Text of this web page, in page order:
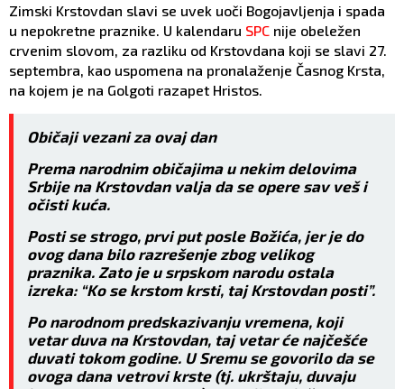
Zimski Krstovdan slavi se uvek uoči Bogojavljenja i spada
u nepokretne praznike. U kalendaru SPC nije obeležen
crvenim slovom, za razliku od Krstovdana koji se slavi 27.
septembra, kao uspomena na pronalaženje Časnog Krsta,
na kojem je na Golgoti razapet Hristos.
Običaji vezani za ovaj dan
Prema narodnim običajima u nekim delovima
Srbije na Krstovdan valja da se opere sav veš i
očisti kuća.
Posti se strogo, prvi put posle Božića, jer je do
ovog dana bilo razrešenje zbog velikog
praznika. Zato je u srpskom narodu ostala
izreka: “Ko se krstom krsti, taj Krstovdan posti”.
Po narodnom predskazivanju vremena, koji
vetar duva na Krstovdan, taj vetar će najčešće
duvati tokom godine. U Sremu se govorilo da se
ovoga dana vetrovi krste (tj. ukrštaju, duvaju